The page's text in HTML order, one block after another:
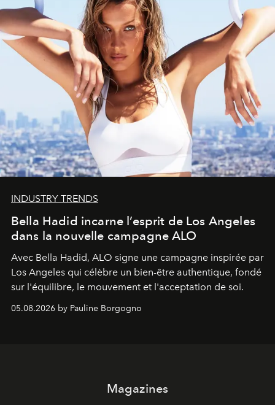
INDUSTRY TRENDS
Bella Hadid incarne l’esprit de Los Angeles
dans la nouvelle campagne ALO
Avec Bella Hadid, ALO signe une campagne inspirée par
Los Angeles qui célèbre un bien-être authentique, fondé
sur l'équilibre, le mouvement et l'acceptation de soi.
05.08.2026 by Pauline Borgogno
Magazines